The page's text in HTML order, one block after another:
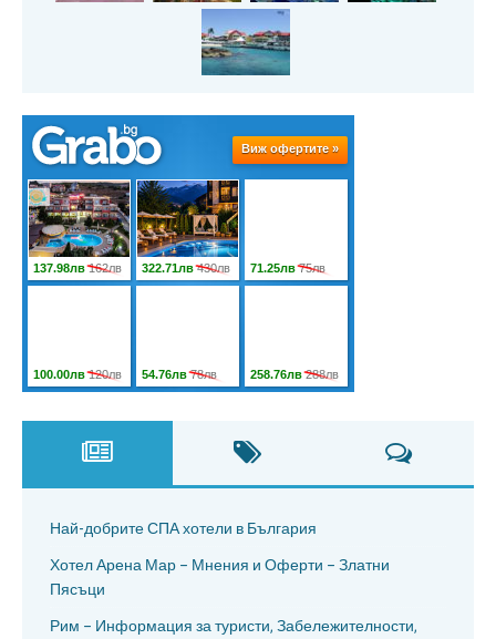
Най-добрите СПА хотели в България
Хотел Арена Мар – Мнения и Оферти – Златни
Пясъци
Рим – Информация за туристи, Забележителности,